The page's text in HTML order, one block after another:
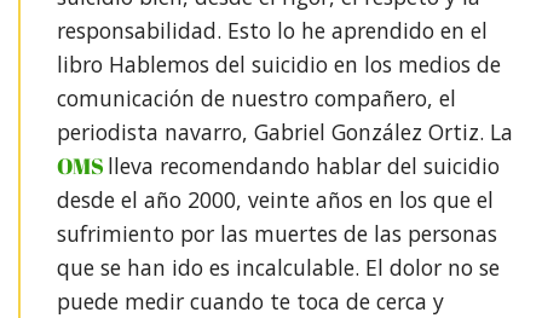
responsabilidad. Esto lo he aprendido en el
libro Hablemos del suicidio en los medios de
comunicación de nuestro compañero, el
periodista navarro, Gabriel González Ortiz.⁣ La
OMS lleva recomendando hablar del suicidio
desde el año 2000, veinte años en los que el
sufrimiento por las muertes de las personas
que se han ido es incalculable. El dolor no se
puede medir cuando te toca de cerca y